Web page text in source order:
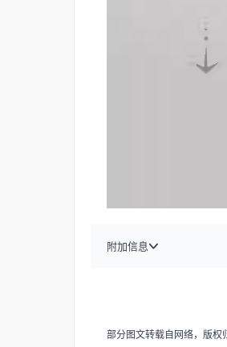
附加信息
部分图文转载自网络，版权